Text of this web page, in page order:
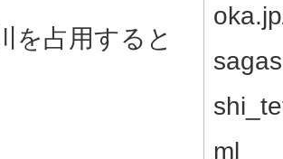
を占用すると
ml